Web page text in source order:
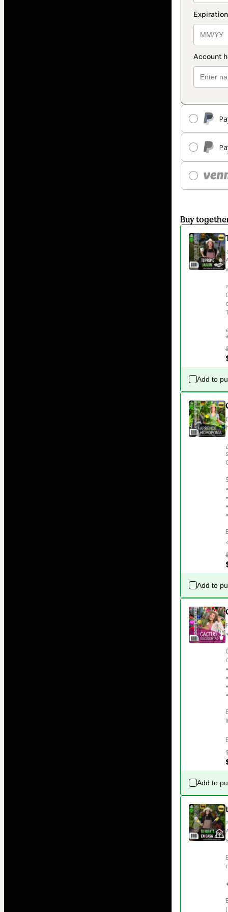
Buy
Add to
Add to
Add to